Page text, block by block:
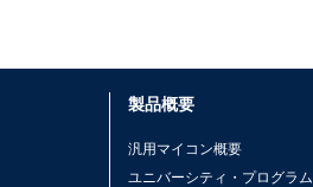
製品概要
汎用マイコン概要
ユニバーシティ・プログラム